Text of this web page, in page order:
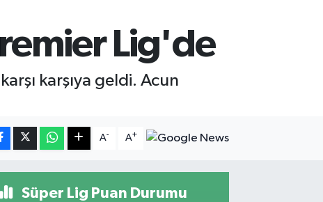
Lig'de
karşıya geldi. Acun
A- A+
Süper Lig Puan Durumu